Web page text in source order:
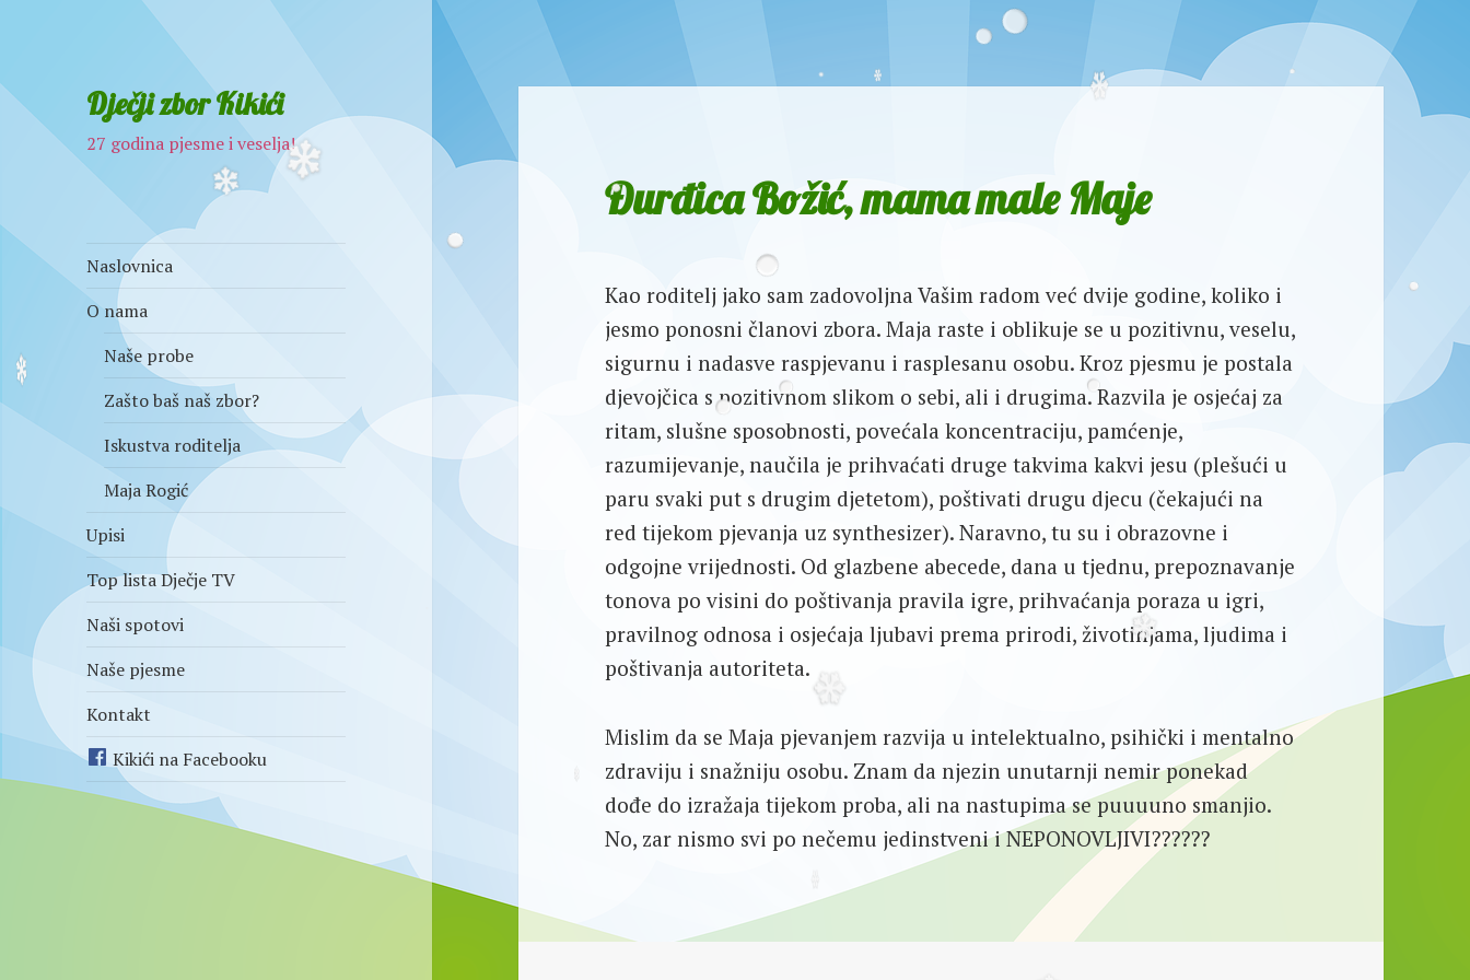
Dječji zbor Kikići
27 godina pjesme i veselja!
Naslovnica
O nama
Naše probe
Zašto baš naš zbor?
Iskustva roditelja
Maja Rogić
Upisi
Top lista Dječje TV
Naši spotovi
Naše pjesme
Kontakt
Kikići na Facebooku
Đurđica Božić, mama male Maje
Kao roditelj jako sam zadovoljna Vašim radom već dvije godine, koliko i
jesmo ponosni članovi zbora. Maja raste i oblikuje se u pozitivnu, veselu,
sigurnu i nadasve raspjevanu i rasplesanu osobu. Kroz pjesmu je postala
djevojčica s pozitivnom slikom o sebi, ali i drugima. Razvila je osjećaj za
ritam, slušne sposobnosti, povećala koncentraciju, pamćenje,
razumijevanje, naučila je prihvaćati druge takvima kakvi jesu (plešući u
paru svaki put s drugim djetetom), poštivati drugu djecu (čekajući na
red tijekom pjevanja uz synthesizer). Naravno, tu su i obrazovne i
odgojne vrijednosti. Od glazbene abecede, dana u tjednu, prepoznavanje
tonova po visini do poštivanja pravila igre, prihvaćanja poraza u igri,
pravilnog odnosa i osjećaja ljubavi prema prirodi, životinjama, ljudima i
poštivanja autoriteta.
Mislim da se Maja pjevanjem razvija u intelektualno, psihički i mentalno
zdraviju i snažniju osobu. Znam da njezin unutarnji nemir ponekad
dođe do izražaja tijekom proba, ali na nastupima se puuuuno smanjio.
No, zar nismo svi po nečemu jedinstveni i NEPONOVLJIVI??????